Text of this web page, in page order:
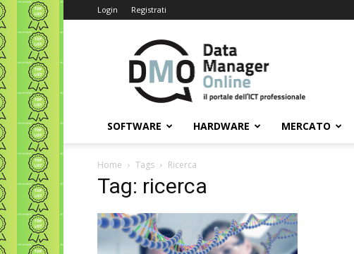
Login Registrati
Data
Manager
Online
SOFTWARE HARDWARE MERCATO
Home Tags Ricerca
Tag: ricerca